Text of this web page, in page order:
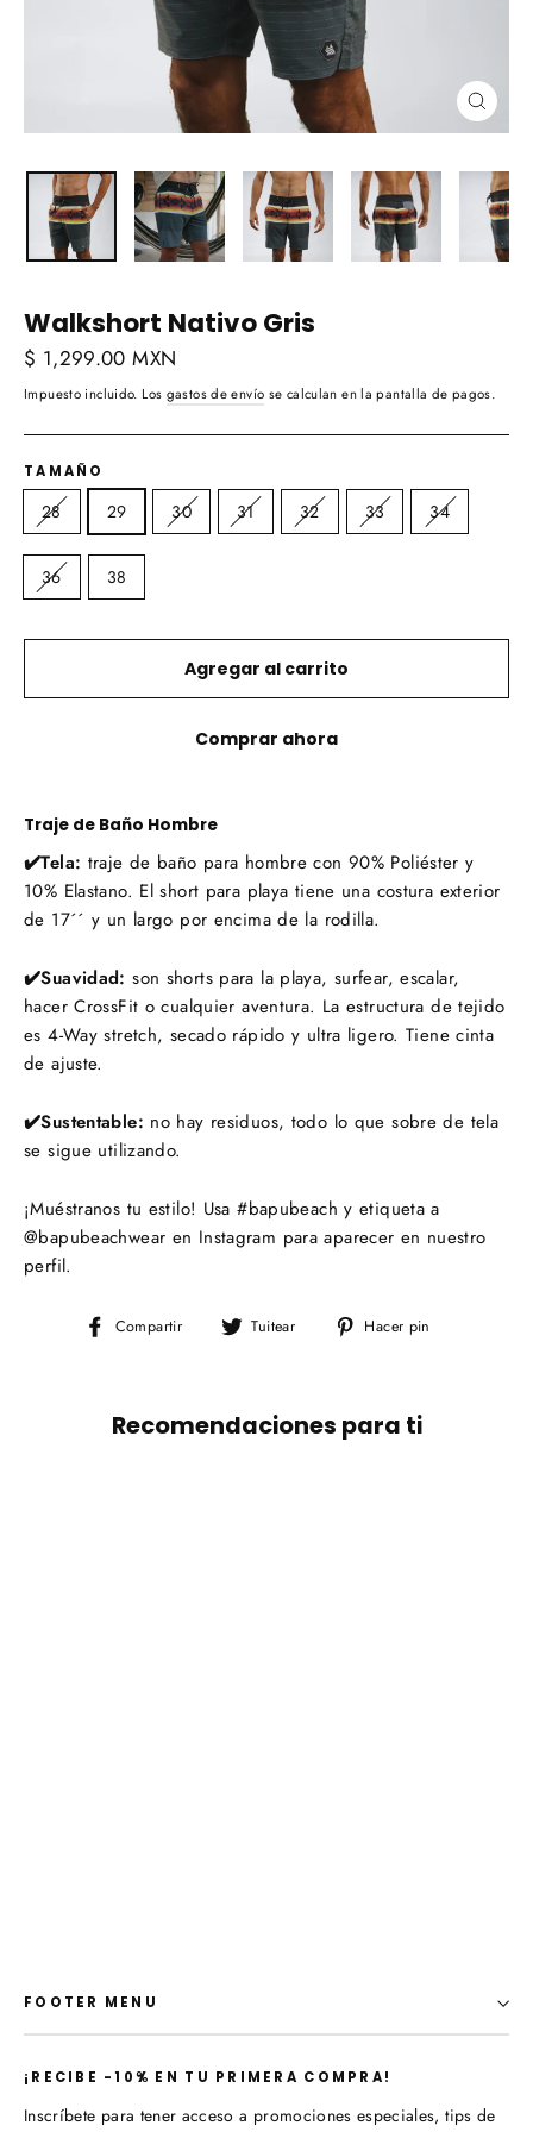
(esc)
Walkshort Nativo Gris
Precio
habitual
$ 1,299.00 MXN
Impuesto incluido. Los gastos de envío se calculan en la pantalla de pagos.
TAMAÑO
28 29 30 31 32 33 34
36 38
Agregar al carrito
Comprar ahora
Traje de Baño Hombre
✔️Tela: traje de baño para hombre con 90% Poliéster y
10% Elastano. El short para playa tiene una costura exterior
de 17´´ y un largo por encima de la rodilla.
✔️Suavidad: son shorts para la playa, surfear, escalar,
hacer CrossFit o cualquier aventura. La estructura de tejido
es 4-Way stretch, secado rápido y ultra ligero. Tiene cinta
de ajuste.
✔️Sustentable: no hay residuos, todo lo que sobre de tela
se sigue utilizando.
¡Muéstranos tu estilo! Usa #bapubeach y etiqueta a
@bapubeachwear en Instagram para aparecer en nuestro
perfil.
Compartir
Compartir
Tuitear
Tuitear Hacer pin
Recomendaciones para ti
FOOTER MENU
¡​RECIBE -10% EN TU PRIMERA COMPRA!
Inscríbete para tener acceso a promociones especiales, tips de